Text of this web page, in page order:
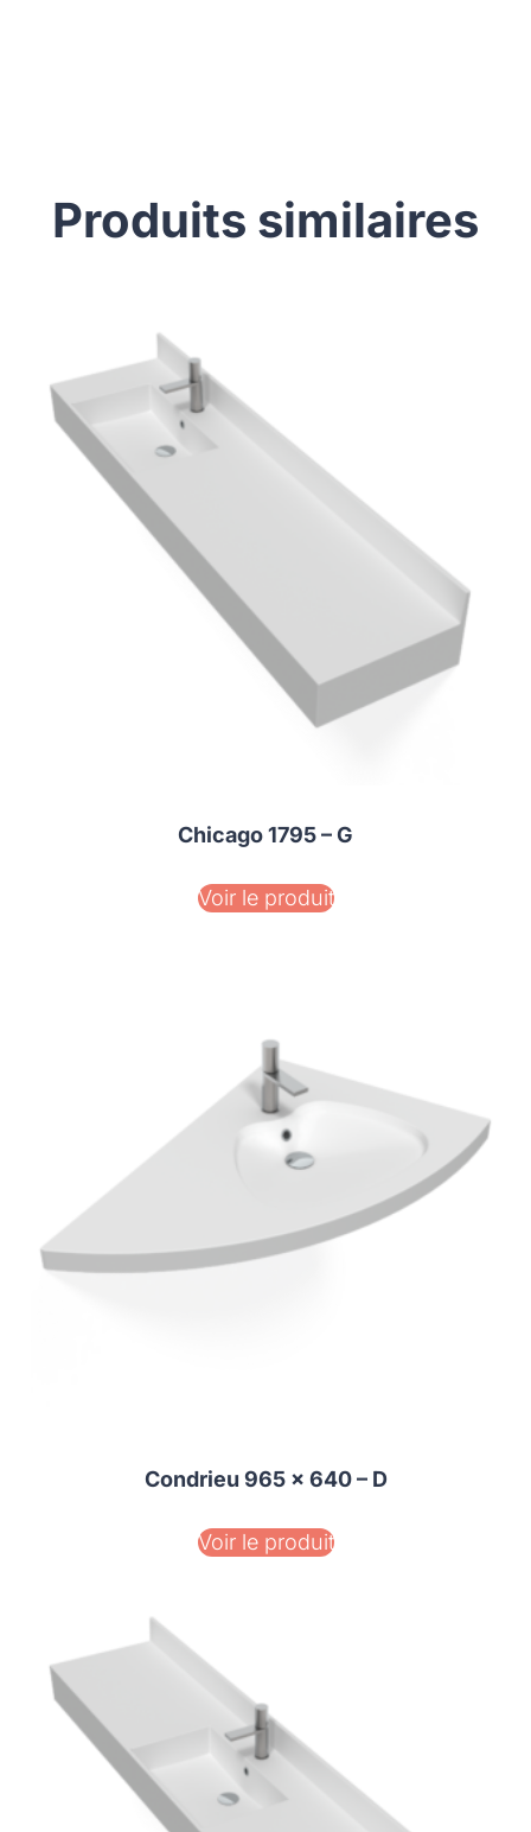
Produits similaires
Chicago 1795 – G
Voir le produit
Condrieu 965 x 640 – D
Voir le produit